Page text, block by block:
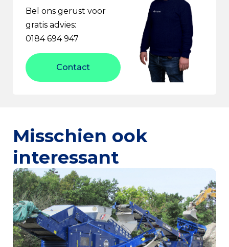
Bel ons gerust voor
gratis advies:
0184 694 947
Contact
Misschien ook
interessant